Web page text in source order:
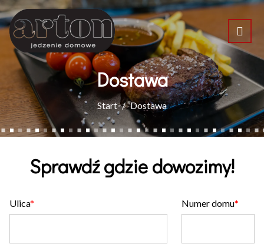
Dostawa
Start Dostawa
Sprawdź gdzie dowozimy!
Ulica Numer domu